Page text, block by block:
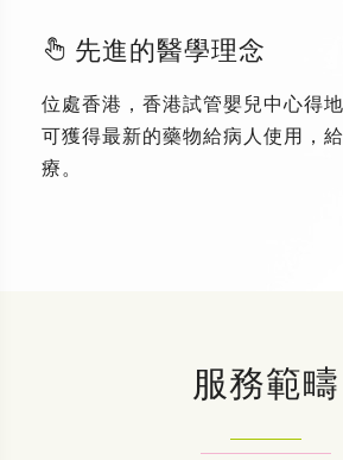
先進的醫學理念
位處香港，香港試管嬰兒中心得
可獲得最新的藥物給病人使用，
療。
服務範疇